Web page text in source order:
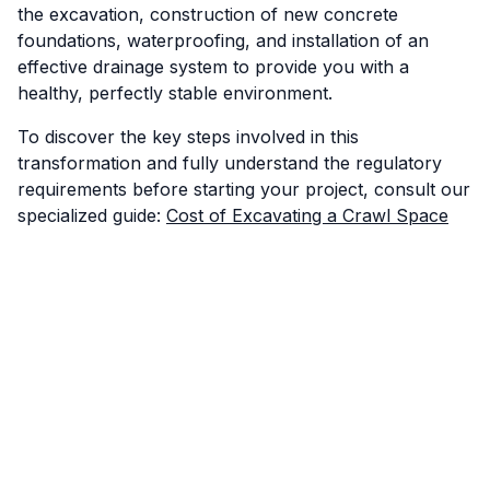
the excavation, construction of new concrete
foundations, waterproofing, and installation of an
effective drainage system to provide you with a
healthy, perfectly stable environment.
To discover the key steps involved in this
transformation and fully understand the regulatory
requirements before starting your project, consult our
specialized guide: Cost of Excavating a Crawl Space